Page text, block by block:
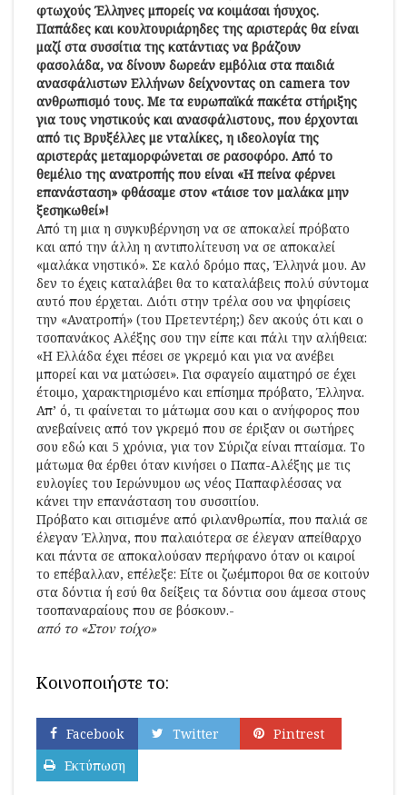
φτωχούς Έλληνες μπορείς να κοιμάσαι ήσυχος.
Παπάδες και κουλτουριάρηδες της αριστεράς θα είναι
μαζί στα συσσίτια της κατάντιας να βράζουν
φασολάδα, να δίνουν δωρεάν εμβόλια στα παιδιά
ανασφάλιστων Ελλήνων δείχνοντας on camera τον
ανθρωπισμό τους. Με τα ευρωπαϊκά πακέτα στήριξης
για τους νηστικούς και ανασφάλιστους, που έρχονται
από τις Βρυξέλλες με νταλίκες, η ιδεολογία της
αριστεράς μεταμορφώνεται σε ρασοφόρο. Από το
θεμέλιο της ανατροπής που είναι «Η πείνα φέρνει
επανάσταση» φθάσαμε στον «τάισε τον μαλάκα μην
ξεσηκωθεί»!
Από τη μια η συγκυβέρνηση να σε αποκαλεί πρόβατο
και από την άλλη η αντιπολίτευση να σε αποκαλεί
«μαλάκα νηστικό». Σε καλό δρόμο πας, Έλληνά μου. Αν
δεν το έχεις καταλάβει θα το καταλάβεις πολύ σύντομα
αυτό που έρχεται. Διότι στην τρέλα σου να ψηφίσεις
την «Ανατροπή» (του Πρετεντέρη;) δεν ακούς ότι και ο
τσοπανάκος Αλέξης σου την είπε και πάλι την αλήθεια:
«Η Ελλάδα έχει πέσει σε γκρεμό και για να ανέβει
μπορεί και να ματώσει». Για σφαγείο αιματηρό σε έχει
έτοιμο, χαρακτηρισμένο και επίσημα πρόβατο, Έλληνα.
Απ’ ό, τι φαίνεται το μάτωμα σου και ο ανήφορος που
ανεβαίνεις από τον γκρεμό που σε έριξαν οι σωτήρες
σου εδώ και 5 χρόνια, για τον Σύριζα είναι πταίσμα. Το
μάτωμα θα έρθει όταν κινήσει ο Παπα-Αλέξης με τις
ευλογίες του Ιερώνυμου ως νέος Παπαφλέσσας να
κάνει την επανάσταση του συσσιτίου.
Πρόβατο και σιτισμένε από φιλανθρωπία, που παλιά σε
έλεγαν Έλληνα, που παλαιότερα σε έλεγαν απείθαρχο
και πάντα σε αποκαλούσαν περήφανο όταν οι καιροί
το επέβαλλαν, επέλεξε: Είτε οι ζωέμποροι θα σε κοιτούν
στα δόντια ή εσύ θα δείξεις τα δόντια σου άμεσα στους
τσοπαναραίους που σε βόσκουν.-
από το «Στον τοίχο»
Κοινοποιήστε το:
Facebook Twitter
Pintrest
Εκτύπωση